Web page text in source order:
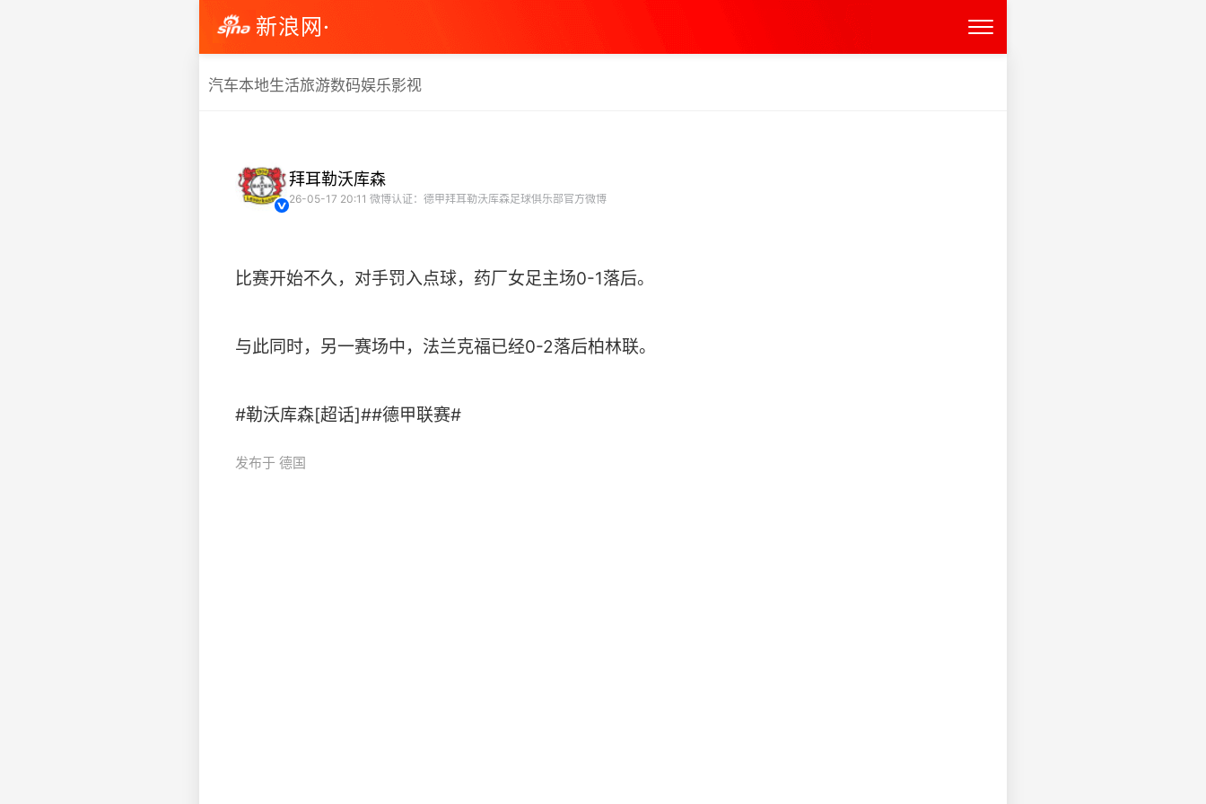
新浪网·
汽车本地生活旅游数码娱乐影视
拜耳勒沃库森
26-05-17 20:11 微博认证：德甲拜耳勒沃库森足球俱乐部官方微博
比赛开始不久，对手罚入点球，药厂女足主场0-1落后。
与此同时，另一赛场中，法兰克福已经0-2落后柏林联。
#勒沃库森[超话]##德甲联赛# ​​​​
发布于 德国